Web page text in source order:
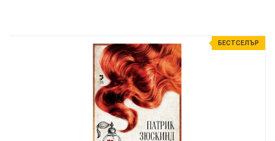
БЕСТСЕЛЪР